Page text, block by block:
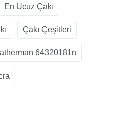
En Ucuz Çakı
Çakı Çeşitleri
64320181n